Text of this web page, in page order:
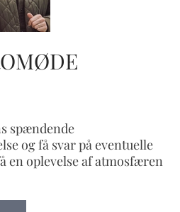
spændende
og få svar på eventuelle
en oplevelse af atmosfæren